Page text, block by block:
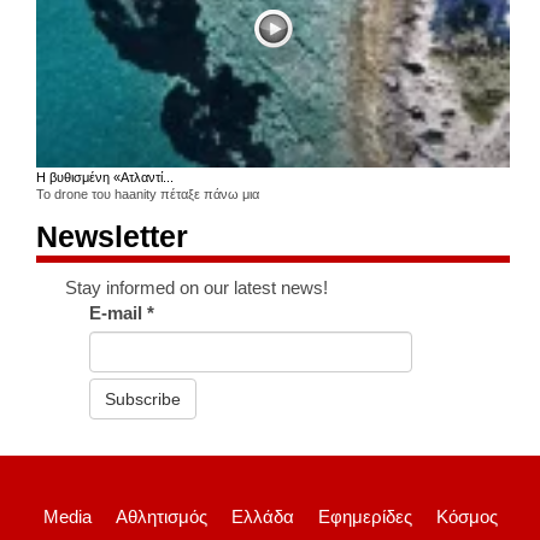
Η βυθισμένη «Ατλαντί...
Το drone του haanity πέταξε πάνω μια
Newsletter
Stay informed on our latest news!
E-mail*
Subscribe
Media Αθλητισμός Ελλάδα Εφημερίδες Κόσμος